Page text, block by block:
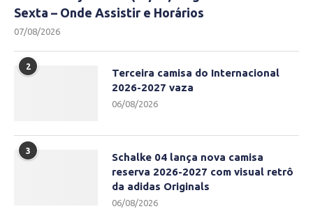
Sexta – Onde Assistir e Horários
07/08/2026
2
Terceira camisa do Internacional
2026-2027 vaza
06/08/2026
3
Schalke 04 lança nova camisa
reserva 2026-2027 com visual retrô
da adidas Originals
06/08/2026